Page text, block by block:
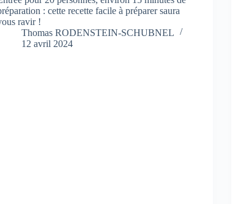
: cette recette facile à préparer saura
ravir !
Thomas RODENSTEIN-SCHUBNEL
12 avril 2024